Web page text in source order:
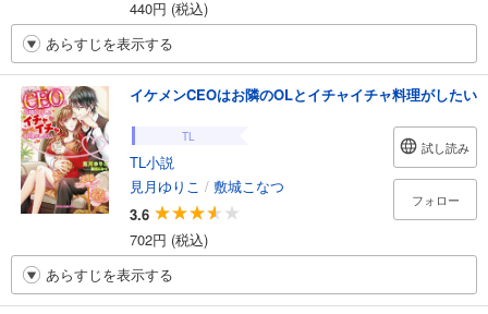
440円 (税込)
あらすじを表示する
イケメンCEOはお隣のOLとイチャイチャ料理がしたい
TL
TL小説
見月ゆりこ / 敷城こなつ
3.6
702円 (税込)
試し読み
フォロー
あらすじを表示する